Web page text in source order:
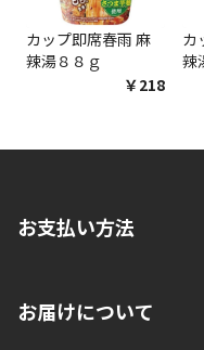
カップ即席春雨 麻
辣湯８８ｇ
￥218
カ
辣
お支払い方法
いいただくことはできませ
お届けについて